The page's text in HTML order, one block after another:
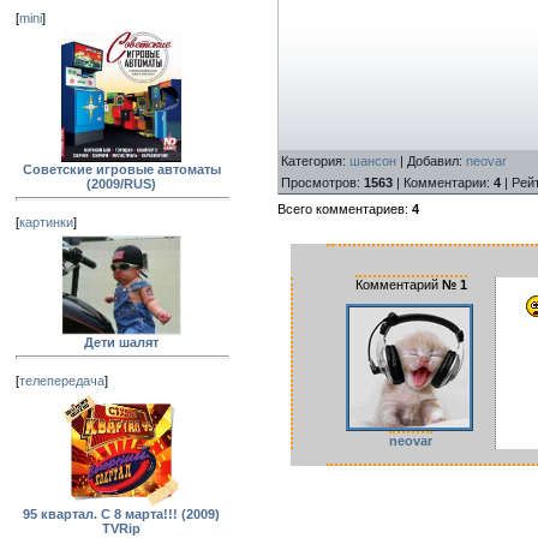
[mini]
Советские игровые автоматы
(2009/RUS)
[картинки]
Дети шалят
[телепередача]
95 квартал. С 8 марта!!! (2009)
TVRip
Категория: шансон | Добавил: neovar
Просмотров: 1563 | Комментарии: 4 |
Всего комментариев: 4
Комментарий № 1
neovar